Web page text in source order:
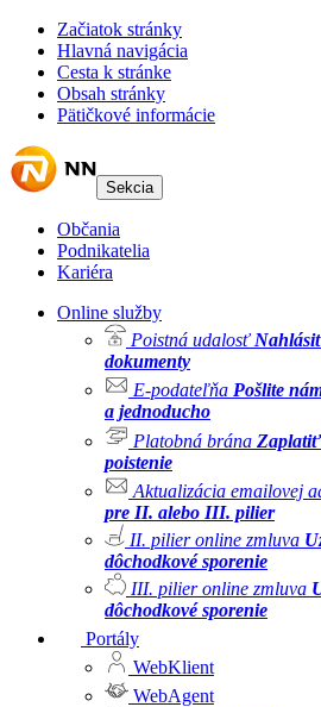
Začiatok stránky
Hlavná navigácia
Cesta k stránke
Obsah stránky
Pätičkové informácie
Sekcia
Občania
Podnikatelia
Kariéra
Online služby
Poistná udalosť
dokumenty
E-podateľňa Pošlite
a jednoducho
Platobná brána Zaplatiť
poistenie
Aktualizácia emailovej
pre II. alebo III. pilier
II. pilier online zmluva
dôchodkové sporenie
III. pilier online zmluva
dôchodkové sporenie
Portály
WebKlient
WebAgent